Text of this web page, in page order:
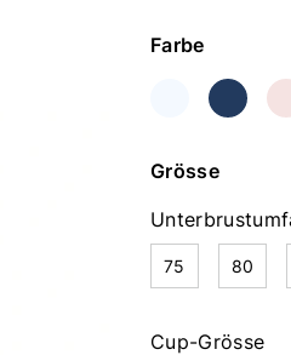
Farbe
Grösse
75 80
Cup-Grösse